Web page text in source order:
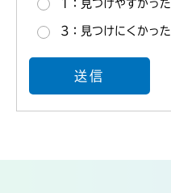
1：見つけやすかった
3：見つけにくかった